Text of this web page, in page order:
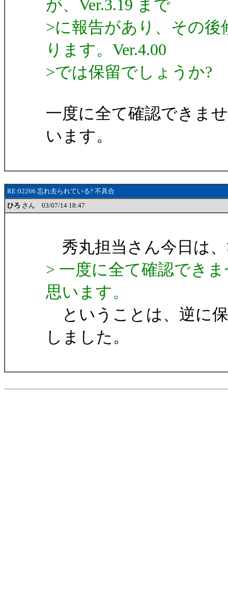
が、Ver.3.19 まで
>に報告があり、その
ります。Ver.4.00
>では保留でしょうか?
一度に全て確認できま
います。
RE:02266 忘れ去られている? 不具合
ひろ さん 03/07/14 18:47
秀丸担当さん今日は
> 一度に全て確認でき
思います。
ということは、逆に
しました。